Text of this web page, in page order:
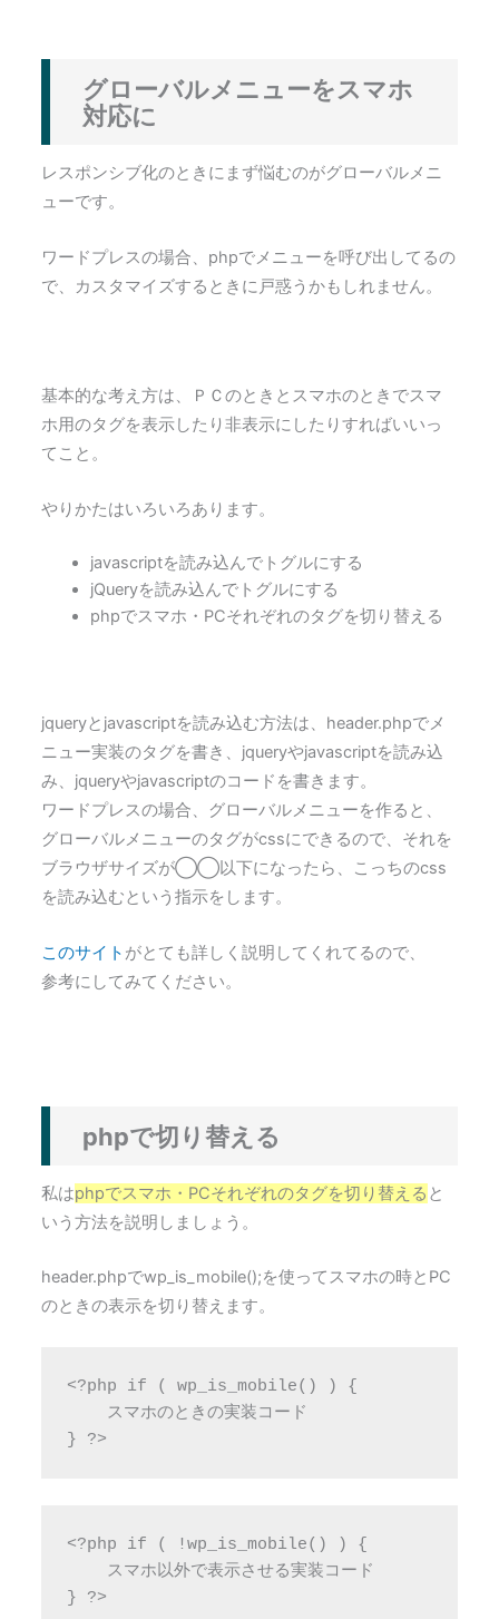
グローバルメニューをスマホ
対応に
レスポンシブ化のときにまず悩むのがグローバルメニ
ューです。
ワードプレスの場合、phpでメニューを呼び出してるの
で、カスタマイズするときに戸惑うかもしれません。
基本的な考え方は、ＰＣのときとスマホのときでスマ
ホ用のタグを表示したり非表示にしたりすればいいっ
てこと。
やりかたはいろいろあります。
javascriptを読み込んでトグルにする
jQueryを読み込んでトグルにする
phpでスマホ・PCそれぞれのタグを切り替える
jqueryとjavascriptを読み込む方法は、header.phpでメ
ニュー実装のタグを書き、jqueryやjavascriptを読み込
み、jqueryやjavascriptのコードを書きます。
ワードプレスの場合、グローバルメニューを作ると、
グローバルメニューのタグがcssにできるので、それを
ブラウザサイズが◯◯以下になったら、こっちのcss
を読み込むという指示をします。
このサイト がとても詳しく説明してくれてるので、
参考にしてみてください。
phpで切り替える
私はphpでスマホ・PCそれぞれのタグを切り替える と
いう方法を説明しましょう。
header.phpでwp_is_mobile();を使ってスマホの時とPC
のときの表示を切り替えます。
<?php if ( wp_is_mobile() ) {
    スマホのときの実装コード
} ?>
<?php if ( !wp_is_mobile() ) {
    スマホ以外で表示させる実装コード
} ?>